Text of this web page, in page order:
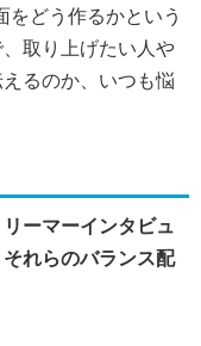
どう作るかという
取り上げたい人や
るのか、いつも悩
ーマーインタビュ
れらのバランス配